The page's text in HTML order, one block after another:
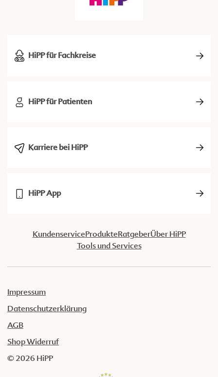
HiPP für Fachkreise
HiPP für Patienten
Karriere bei HiPP
HiPP App
KundenserviceProdukteRatgeberÜber HiPP
Tools und Services
Impressum
Datenschutzerklärung
AGB
Shop Widerruf
© 2026 HiPP